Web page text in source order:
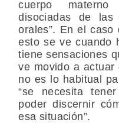
cuerpo materno
disociadas de las
orales”. En el caso
esto se ve cuando
tiene sensaciones
ve movido a
no es lo habitual
“se necesita
poder discernir
esa situación”.